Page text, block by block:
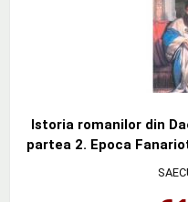
Istoria romanilor din
partea 2. Epoca